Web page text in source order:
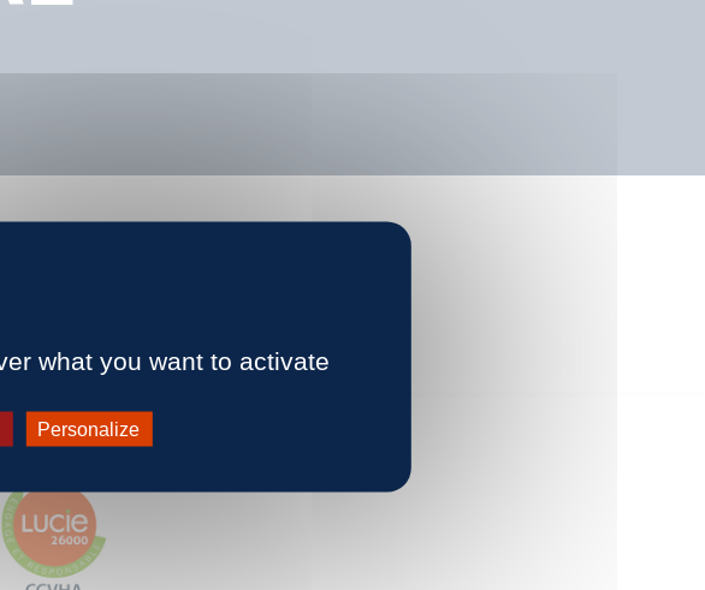
what you want to activate
Personalize